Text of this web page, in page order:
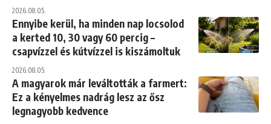
2026.08.05.
Ennyibe kerül, ha minden nap locsolod
a kerted 10, 30 vagy 60 percig –
csapvízzel és kútvízzel is kiszámoltuk
2026.08.05.
A magyarok már leváltották a farmert:
Ez a kényelmes nadrág lesz az ősz
legnagyobb kedvence